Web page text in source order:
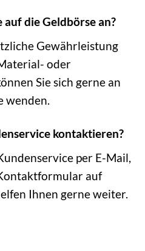
die Geldbörse an?
Gewährleistung
oder
Sie sich gerne an
wenden.
kontaktieren?
per E-Mail,
auf
Ihnen gerne weiter.